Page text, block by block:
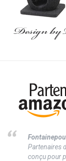
Partenaires
conçu pour